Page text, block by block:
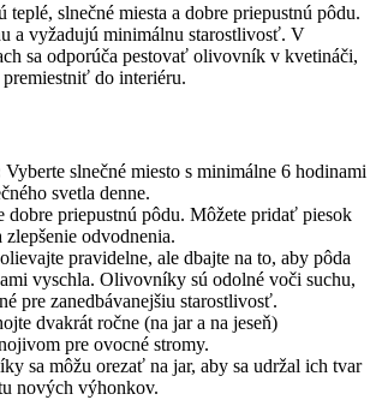
slnečné miesta a dobre priepustnú pôdu.
a vyžadujú minimálnu starostlivosť. V
sa odporúča pestovať olivovník v kvetináči,
do interiéru.
Vyberte slnečné miesto s minimálne 6 hodinami
svetla denne.
dobre priepustnú pôdu. Môžete pridať piesok
zlepšenie odvodnenia.
pravidelne, ale dbajte na to, aby pôda
vyschla. Olivovníky sú odolné voči suchu,
pre zanedbávanejšiu starostlivosť.
dvakrát ročne (na jar a na jeseň)
pre ovocné stromy.
sa môžu orezať na jar, aby sa udržal ich tvar
nových výhonkov.